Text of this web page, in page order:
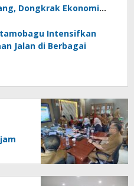
Dongkrak Ekonomi
Intensifkan
Jalan di Berbagai